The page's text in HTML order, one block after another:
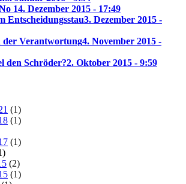
14. Dezember 2015 - 17:49
Entscheidungsstau3. Dezember 2015 -
der Verantwortung4. November 2015 -
den Schröder?2. Oktober 2015 - 9:59
(1)
(1)
(1)
(2)
(1)